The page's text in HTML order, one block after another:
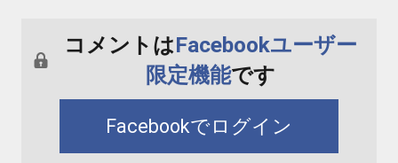
コメントはFacebookユーザー
限定機能です
Facebookでログイン